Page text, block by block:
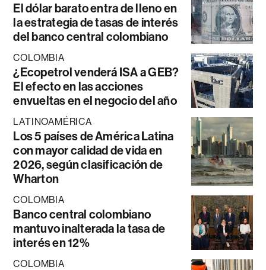
El dólar barato entra de lleno en
la estrategia de tasas de interés
del banco central colombiano
COLOMBIA
¿Ecopetrol venderá ISA a GEB?
El efecto en las acciones
envueltas en el negocio del año
LATINOAMÉRICA
Los 5 países de América Latina
con mayor calidad de vida en
2026, según clasificación de
Wharton
COLOMBIA
Banco central colombiano
mantuvo inalterada la tasa de
interés en 12%
COLOMBIA